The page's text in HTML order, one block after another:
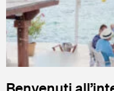
Benvenuti